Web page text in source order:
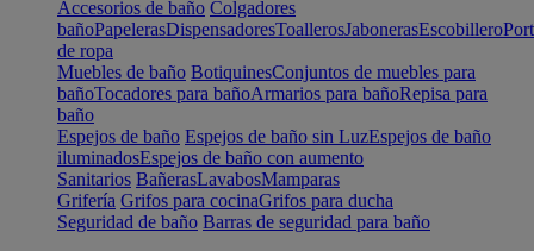
Accesorios de baño Colgadores
bañoPapelerasDispensadoresToallerosJabonerasEscobillero
de ropa
Muebles de baño BotiquinesConjuntos de muebles para
bañoTocadores para bañoArmarios para bañoRepisa para
baño
Espejos de baño Espejos de baño sin LuzEspejos de baño
iluminadosEspejos de baño con aumento
Sanitarios BañerasLavabosMamparas
Grifería Grifos para cocinaGrifos para ducha
Seguridad de baño Barras de seguridad para baño